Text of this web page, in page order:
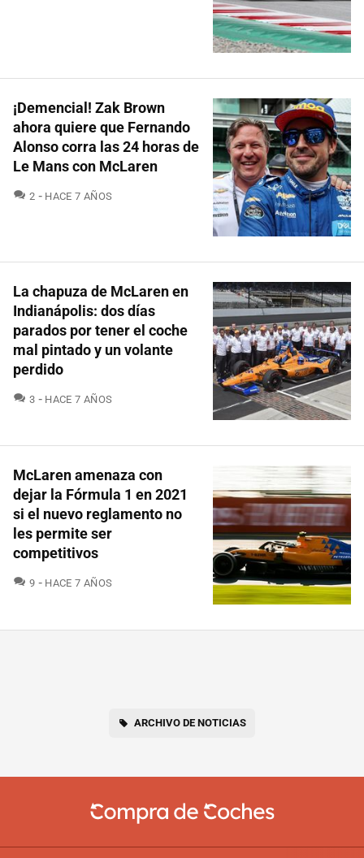
¡Demencial! Zak Brown
ahora quiere que Fernando
Alonso corra las 24 horas de
Le Mans con McLaren
2 COMENTARIOS
HACE 7 AÑOS
La chapuza de McLaren en
Indianápolis: dos días
parados por tener el coche
mal pintado y un volante
perdido
3 COMENTARIOS
HACE 7 AÑOS
McLaren amenaza con
dejar la Fórmula 1 en 2021
si el nuevo reglamento no
les permite ser
competitivos
9 COMENTARIOS
HACE 7 AÑOS
ARCHIVO DE NOTICIAS